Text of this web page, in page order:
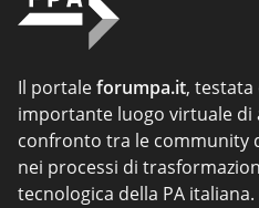
Il portaleforumpa.it,
importante luogo virtuale
confronto tra le community
nei processi di
tecnologica della PA italiana.